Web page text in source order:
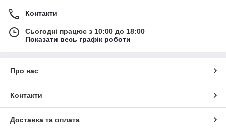
Контакти
Сьогодні працює з 10:00 до 18:00
Показати весь графік роботи
Про нас
Контакти
Доставка та оплата